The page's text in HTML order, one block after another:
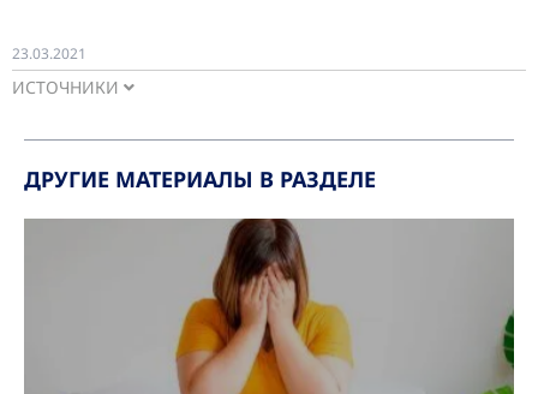
23.03.2021
ИСТОЧНИКИ
ДРУГИЕ МАТЕРИАЛЫ В РАЗДЕЛЕ